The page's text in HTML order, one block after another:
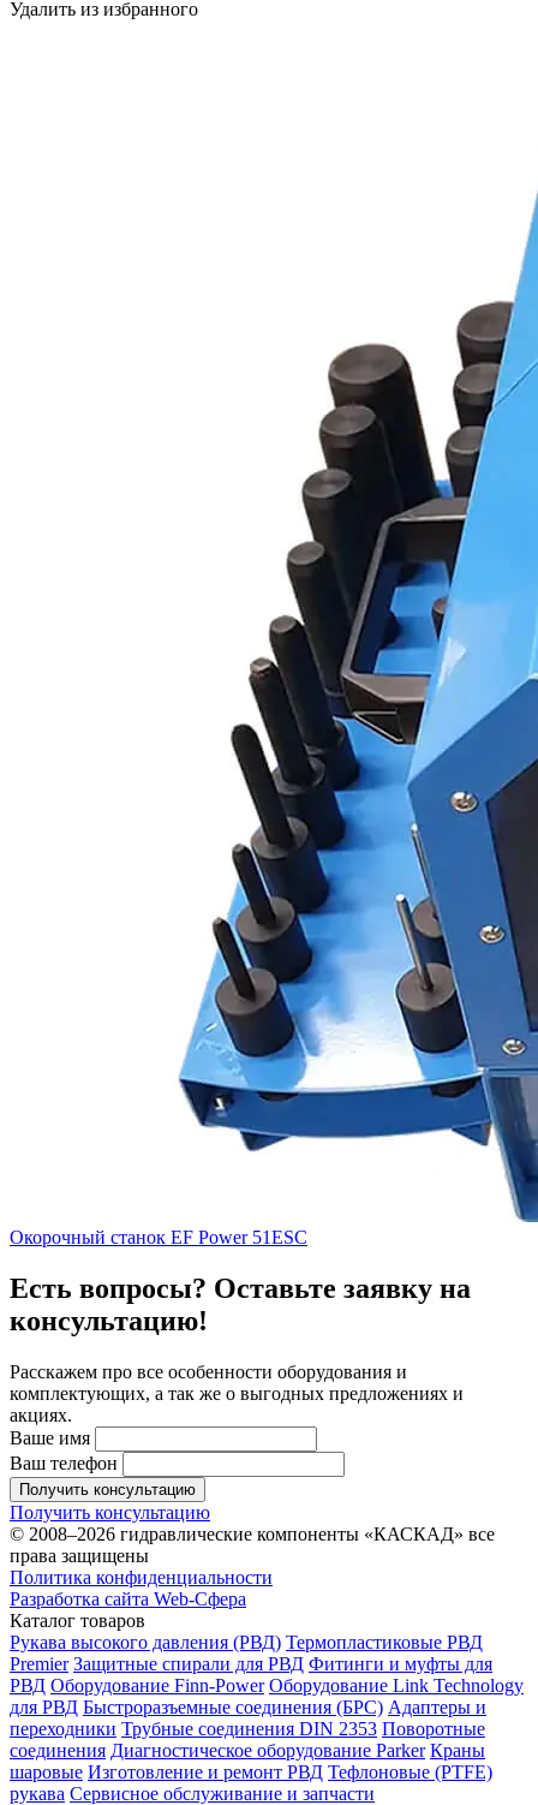
Удалить из избранного
Окорочный станок EF Power 51ESC
Есть вопросы? Оставьте заявку на
консультацию!
Расскажем про все особенности оборудования и
комплектующих, а так же о выгодных предложениях и
акциях.
Ваше имя
Ваш телефон
Получить консультацию
Получить консультацию
© 2008–2026 гидравлические компоненты «КАСКАД» все
права защищены
Политика конфиденциальности
Разработка сайта Web-Сфера
Каталог товаров
Рукава высокого давления (РВД) Термопластиковые РВД
Premier Защитные спирали для РВД Фитинги и муфты для
РВД Оборудование Finn-Power Оборудование Link Technology
для РВД Быстроразъемные соединения (БРС) Адаптеры и
переходники Трубные соединения DIN 2353 Поворотные
соединения Диагностическое оборудование Parker Краны
шаровые Изготовление и ремонт РВД Тефлоновые (PTFE)
рукава Сервисное обслуживание и запчасти